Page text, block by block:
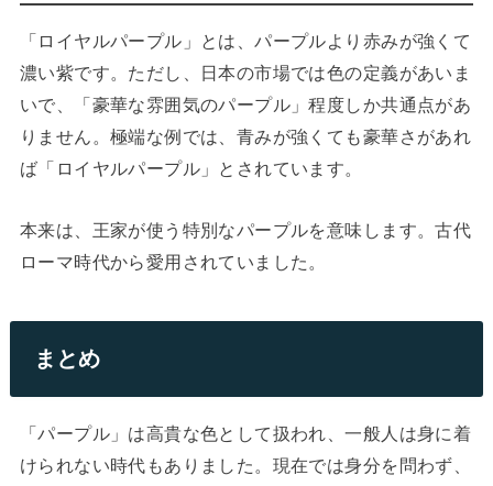
「ロイヤルパープル」とは、パープルより赤みが強くて
濃い紫です。ただし、日本の市場では色の定義があいま
いで、「豪華な雰囲気のパープル」程度しか共通点があ
りません。極端な例では、青みが強くても豪華さがあれ
ば「ロイヤルパープル」とされています。
本来は、王家が使う特別なパープルを意味します。古代
ローマ時代から愛用されていました。
まとめ
「パープル」は高貴な色として扱われ、一般人は身に着
けられない時代もありました。現在では身分を問わず、